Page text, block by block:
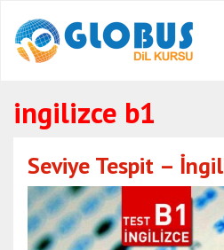
ingilizce b1
Seviye Tespit –